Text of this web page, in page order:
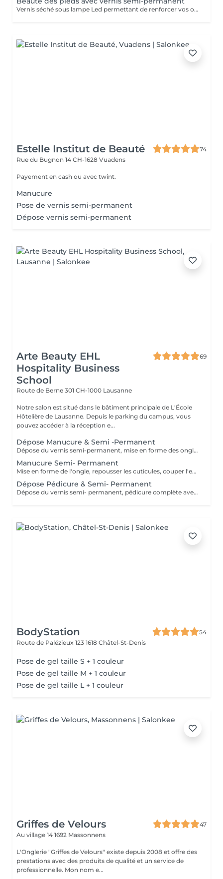
Vernis séché sous lampe Led permettant de renforcer vos ongles sans les abîmer avec une tenue d'environ 3 semaines.
Estelle Institut de Beauté
74
Rue du Bugnon 14 CH-1628 Vuadens
Payement en cash ou avec twint.
Manucure
Pose de vernis semi-permanent
Dépose vernis semi-permanent
Arte Beauty EHL
Hospitality Business
School
69
Route de Berne 301 CH-1000 Lausanne
Notre salon est situé dans le bâtiment principale de L'École
Hôtelière de Lausanne. Depuis le parking du campus, vous
pouvez accéder à la réception e...
Dépose Manucure & Semi -Permanent
Dépose du vernis semi-permanent, mise en forme des ongles, repousse des cuticules, pose du vernis semi-permanent et hydratation des mains Removal of semi-permanent gel polish, nail shaping, cuticle pushing, application of semi-permanent gel polish, and hand moisturization Pour toute dépose d'une pose réalisée dans un autre institut ou d'un gel, nous ne garantissons pas un retrait total du produit. Merci de nous le signaler lors de votre prise de rendez-vous. For the removal of gel polish applied at another salon or any hard gel application, we cannot guarantee complete removal of the product. Please let us know when booking your appointment.
Manucure Semi- Permanent
Mise en forme de l'ongle, repousser les cuticules, couper l'excédent, pose du vernis semi - permanent et hydratation des mains. Nail shapi including, cuticle work and excess removal, application of semi-permanent polish, and hand hydration
Dépose Pédicure & Semi- Permanent
Dépose du vernis semi- permanent, pédicure complète avec bain des pieds, mise en forme des ongles, repousse des cuticules, pose du vernis semi- permanent et hydratation des pieds. Pour toute dépose d'une pose réalisée dans un autre institut ou d'un gel, nous ne garantissons pas un retrait total du produit. Merci de nous le signaler lors de votre prise de rendez-vous. For the removal of gel polish applied at another salon or any hard gel application, we cannot guarantee complete removal of the product. Please let us know when booking your appointment.
BodyStation
54
Route de Palézieux 123 1618 Châtel-St-Denis
Pose de gel taille S + 1 couleur
Pose de gel taille M + 1 couleur
Pose de gel taille L + 1 couleur
Griffes de Velours
47
Au village 14 1692 Massonnens
L'Onglerie "Griffes de Velours" existe depuis 2008 et offre des
prestations avec des produits de qualité et un service de
professionnelle. Mon nom e...